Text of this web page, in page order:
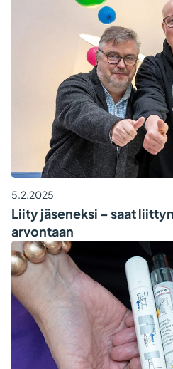
5.2.2025
Liity jäseneksi – saat
arvontaan